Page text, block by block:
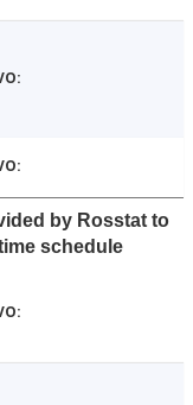
by Rosstat to
schedule